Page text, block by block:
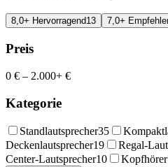
8,0+ Hervorragend13 7,0+
Preis
0 € – 2.000+ €
Kategorie
Standlautsprecher35
Deckenlautsprecher19 Regal-
Center-Lautsprecher10 Kopfhörer